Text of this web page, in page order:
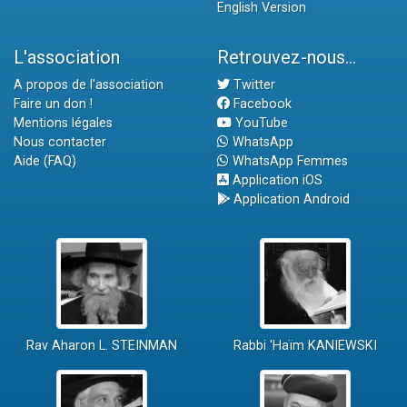
English Version
L'association
A propos de l'association
Faire un don !
Mentions légales
Nous contacter
Aide (FAQ)
Retrouvez-nous...
Twitter
Facebook
YouTube
WhatsApp
WhatsApp Femmes
Application iOS
Application Android
Rav Aharon L. STEINMAN Rabbi 'Haïm KANIEWSKI